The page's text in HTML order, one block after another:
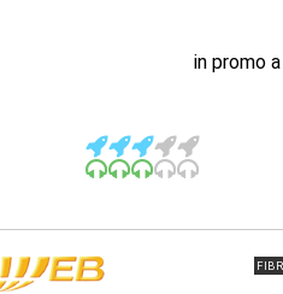
in promo a